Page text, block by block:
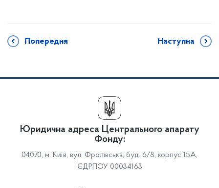
Попередня Наступна
Юридична адреса Центрального апарату
Фонду:
04070, м. Київ, вул. Фролівська, буд. 6/8, корпус 15А,
ЄДРПОУ 00034163